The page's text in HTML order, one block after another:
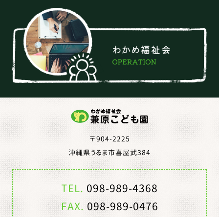
〒904-2225
沖縄県うるま市喜屋武384
TEL.098-989-4368
FAX.098-989-0476